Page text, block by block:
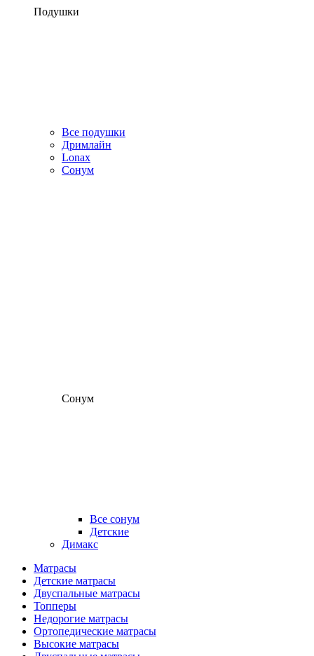
Подушки
Все подушки
Дримлайн
Lonax
Сонум
Сонум
Все сонум
Детские
Димакс
Матрасы
Детские матрасы
Двуспальные матрасы
Топперы
Недорогие матрасы
Ортопедические матрасы
Высокие матрасы